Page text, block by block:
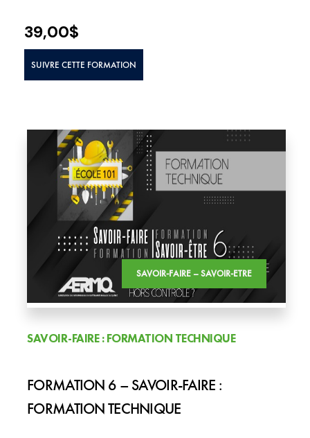
39,00$
SUIVRE CETTE FORMATION
SAVOIR-FAIRE – SAVOIR-ETRE
SAVOIR-FAIRE : FORMATION TECHNIQUE
FORMATION 6 – SAVOIR-FAIRE :
FORMATION TECHNIQUE